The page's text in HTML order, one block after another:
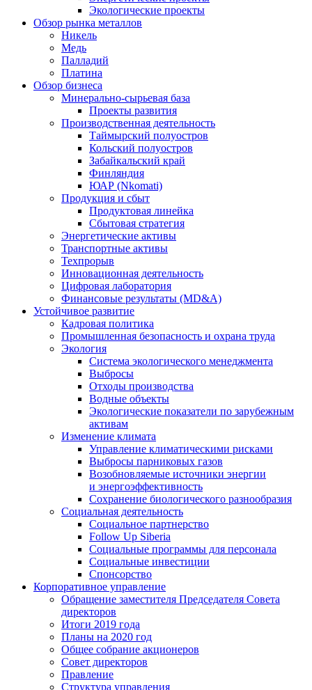
Экологические проекты
Обзор рынка металлов
Никель
Медь
Палладий
Платина
Обзор бизнеса
Минерально-сырьевая база
Проекты развития
Производственная деятельность
Таймырский полуостров
Кольский полуостров
Забайкальский край
Финляндия
ЮАР (Nkomati)
Продукция и сбыт
Продуктовая линейка
Сбытовая стратегия
Энергетические активы
Транспортные активы
Техпрорыв
Инновационная деятельность
Цифровая лаборатория
Финансовые результаты (MD&A)
Устойчивое развитие
Кадровая политика
Промышленная безопасность и охрана труда
Экология
Система экологического менеджмента
Выбросы
Отходы производства
Водные объекты
Экологические показатели по зарубежным
активам
Изменение климата
Управление климатическими рисками
Выбросы парниковых газов
Возобновляемые источники энергии
и энергоэффективность
Сохранение биологического разнообразия
Социальная деятельность
Социальное партнерство
Follow Up Siberia
Социальные программы для персонала
Социальные инвестиции
Спонсорство
Корпоративное управление
Обращение заместителя Председателя Совета
директоров
Итоги 2019 года
Планы на 2020 год
Общее собрание акционеров
Совет директоров
Правление
Структура управления